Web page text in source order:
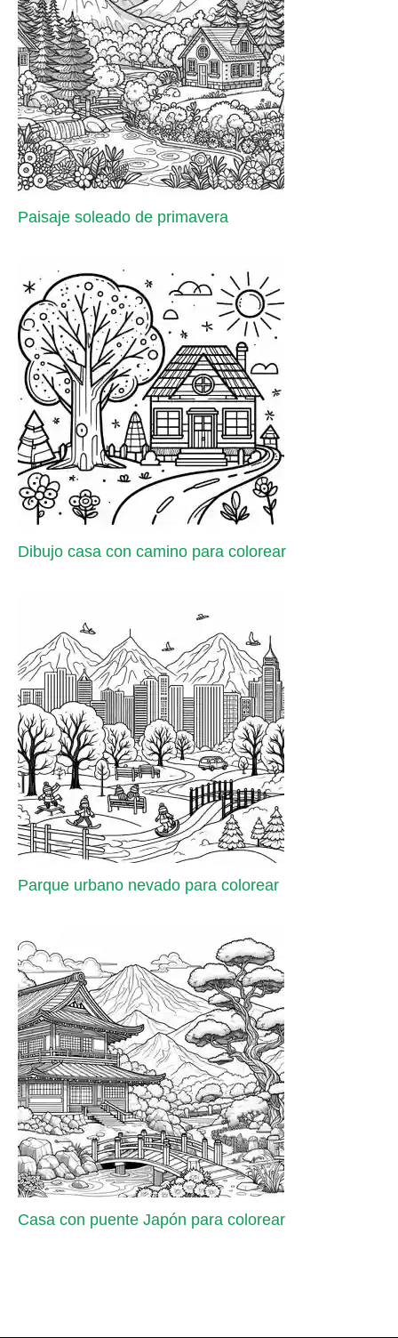
Paisaje soleado de primavera
Dibujo casa con camino para colorear
Parque urbano nevado para colorear
Casa con puente Japón para colorear